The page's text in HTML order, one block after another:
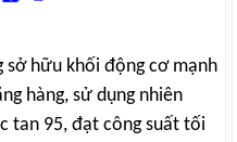
sở hữu khối động cơ mạnh
hàng, sử dụng nhiên
tan 95, đạt công suất tối